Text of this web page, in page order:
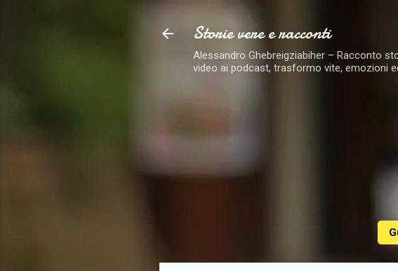
Storie vere e racconti
Alessandro Ghebreigziabiher – Racconto
video ai podcast, trasformo vite, emozioni